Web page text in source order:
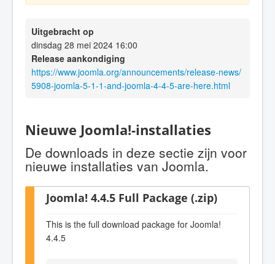
Uitgebracht op
dinsdag 28 mei 2024 16:00
Release aankondiging
https://www.joomla.org/announcements/release-news/
5908-joomla-5-1-1-and-joomla-4-4-5-are-here.html
Nieuwe Joomla!-installaties
De downloads in deze sectie zijn voor
nieuwe installaties van Joomla.
Joomla! 4.4.5 Full Package (.zip)
This is the full download package for Joomla!
4.4.5